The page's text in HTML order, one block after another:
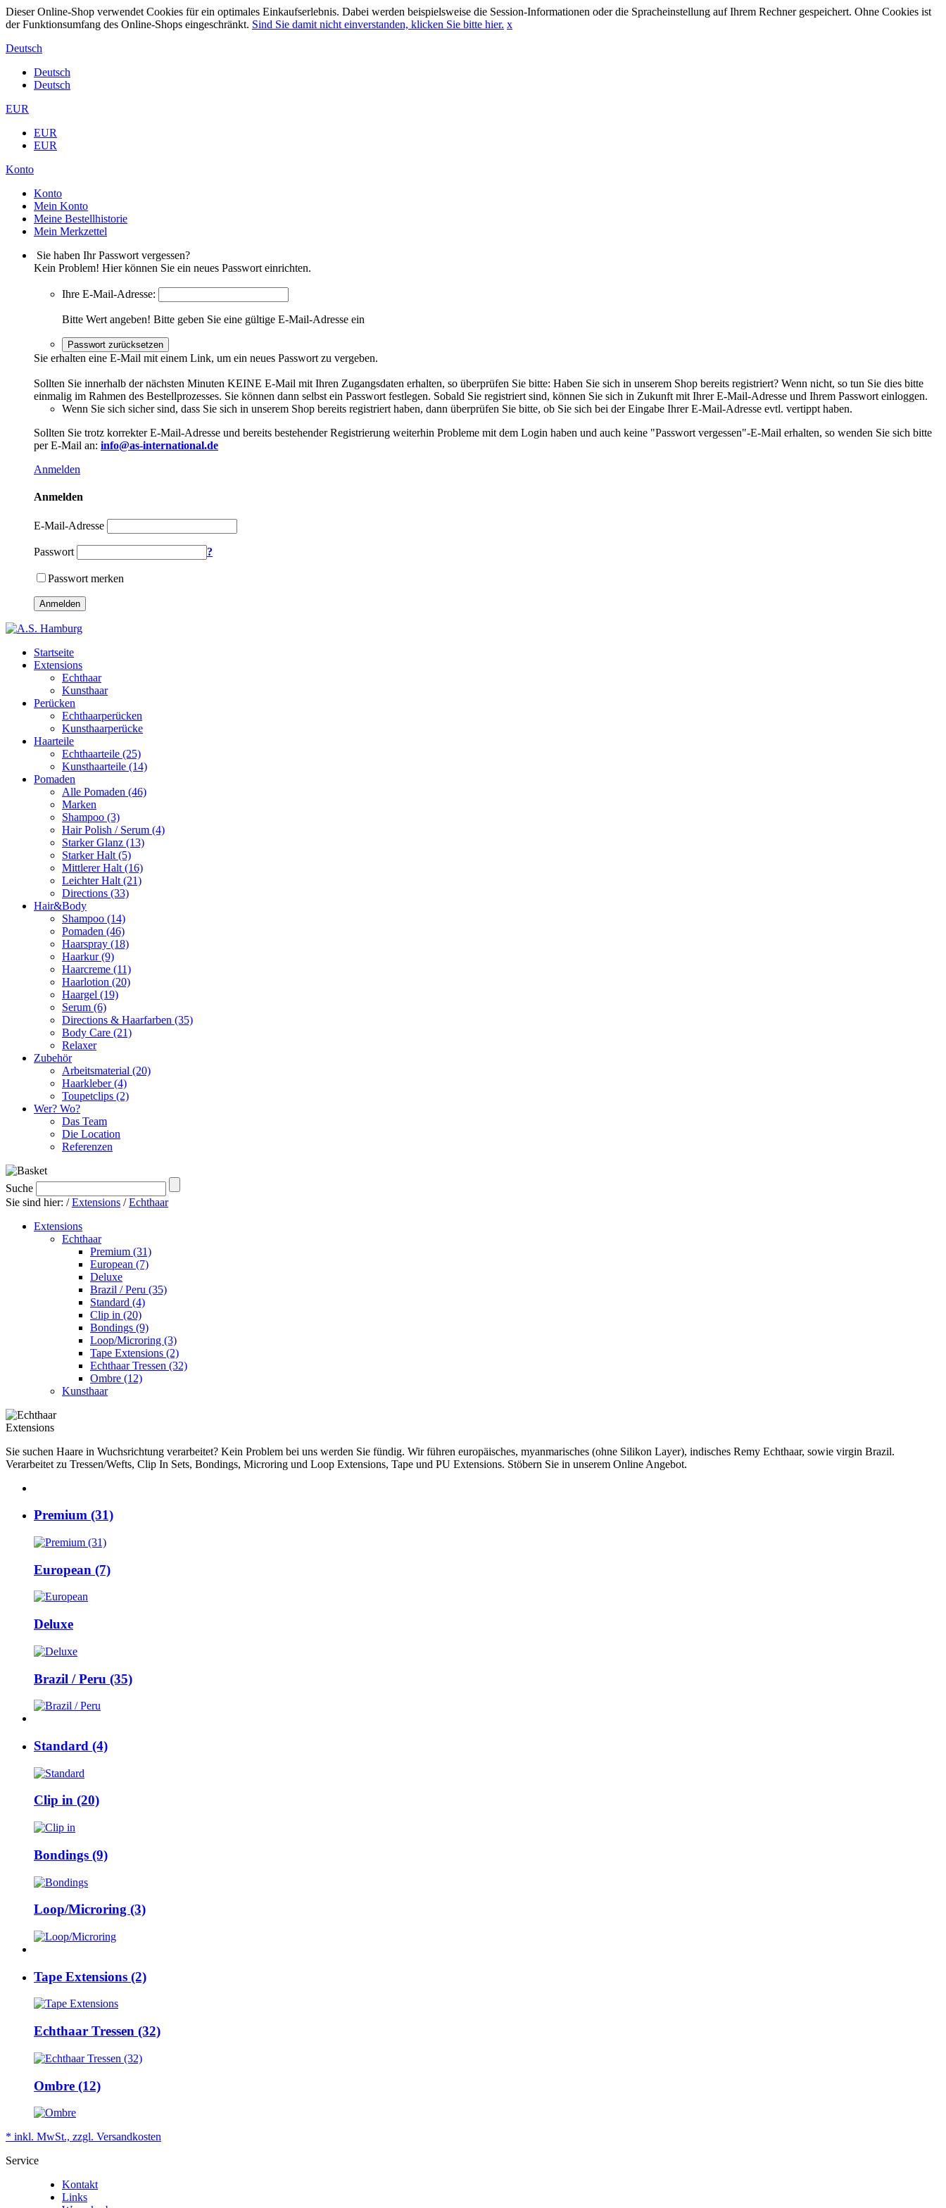
Dieser Online-Shop verwendet Cookies für ein optimales Einkaufserlebnis. Dabei werden beispielsweise die Session-Informationen oder die Spracheinstellung auf Ihrem Rechner gespeichert. Ohne Cookies ist
der Funktionsumfang des Online-Shops eingeschränkt. Sind Sie damit nicht einverstanden, klicken Sie bitte hier. x
Deutsch
Deutsch
Deutsch
EUR
EUR
EUR
Konto
Konto
Mein Konto
Meine Bestellhistorie
Mein Merkzettel
Sie haben Ihr Passwort vergessen?
Kein Problem! Hier können Sie ein neues Passwort einrichten.
Ihre E-Mail-Adresse:
Bitte Wert angeben! Bitte geben Sie eine gültige E-Mail-Adresse ein
Passwort zurücksetzen
Sie erhalten eine E-Mail mit einem Link, um ein neues Passwort zu vergeben.
Sollten Sie innerhalb der nächsten Minuten KEINE E-Mail mit Ihren Zugangsdaten erhalten, so überprüfen Sie bitte: Haben Sie sich in unserem Shop bereits registriert? Wenn nicht, so tun Sie dies bitte
einmalig im Rahmen des Bestellprozesses. Sie können dann selbst ein Passwort festlegen. Sobald Sie registriert sind, können Sie sich in Zukunft mit Ihrer E-Mail-Adresse und Ihrem Passwort einloggen.
Wenn Sie sich sicher sind, dass Sie sich in unserem Shop bereits registriert haben, dann überprüfen Sie bitte, ob Sie sich bei der Eingabe Ihrer E-Mail-Adresse evtl. vertippt haben.
Sollten Sie trotz korrekter E-Mail-Adresse und bereits bestehender Registrierung weiterhin Probleme mit dem Login haben und auch keine "Passwort vergessen"-E-Mail erhalten, so wenden Sie sich bitte
per E-Mail an: info@as-international.de
Anmelden
Anmelden
E-Mail-Adresse
Passwort ?
Passwort merken
Anmelden
Startseite
Extensions
Echthaar
Kunsthaar
Perücken
Echthaarperücken
Kunsthaarperücke
Haarteile
Echthaarteile (25)
Kunsthaarteile (14)
Pomaden
Alle Pomaden (46)
Marken
Shampoo (3)
Hair Polish / Serum (4)
Starker Glanz (13)
Starker Halt (5)
Mittlerer Halt (16)
Leichter Halt (21)
Directions (33)
Hair&Body
Shampoo (14)
Pomaden (46)
Haarspray (18)
Haarkur (9)
Haarcreme (11)
Haarlotion (20)
Haargel (19)
Serum (6)
Directions & Haarfarben (35)
Body Care (21)
Relaxer
Zubehör
Arbeitsmaterial (20)
Haarkleber (4)
Toupetclips (2)
Wer? Wo?
Das Team
Die Location
Referenzen
Suche
Sie sind hier: /Extensions /Echthaar
Extensions
Echthaar
Premium (31)
European (7)
Deluxe
Brazil / Peru (35)
Standard (4)
Clip in (20)
Bondings (9)
Loop/Microring (3)
Tape Extensions (2)
Echthaar Tressen (32)
Ombre (12)
Kunsthaar
Extensions
Sie suchen Haare in Wuchsrichtung verarbeitet? Kein Problem bei uns werden Sie fündig. Wir führen europäisches, myanmarisches (ohne Silikon Layer), indisches Remy Echthaar, sowie virgin Brazil.
Verarbeitet zu Tressen/Wefts, Clip In Sets, Bondings, Microring und Loop Extensions, Tape und PU Extensions. Stöbern Sie in unserem Online Angebot.
Premium (31)
European (7)
Deluxe
Brazil / Peru (35)
Standard (4)
Clip in (20)
Bondings (9)
Loop/Microring (3)
Tape Extensions (2)
Echthaar Tressen (32)
Ombre (12)
* inkl. MwSt., zzgl. Versandkosten
Service
Kontakt
Links